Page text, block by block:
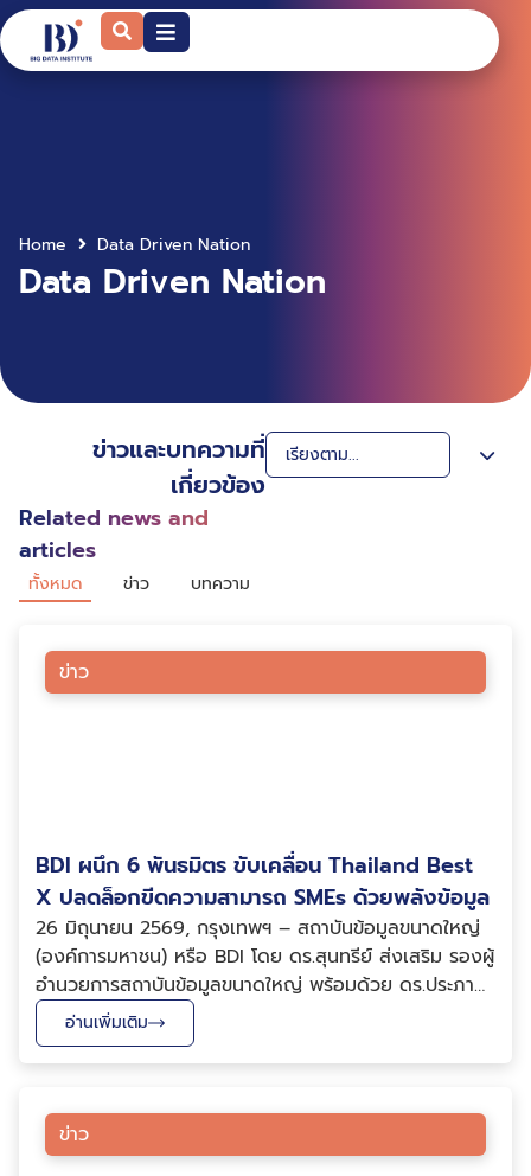
Home Data Driven Nation
Data Driven Nation
ข่าวและบทความที่
เกี่ยวข้อง
Related news and
articles
ทั้งหมด ข่าว บทความ
ข่าว
BDI ผนึก 6 พันธมิตร ขับเคลื่อน Thailand Best
X ปลดล็อกขีดความสามารถ SMEs ด้วยพลังข้อมูล
26 มิถุนายน 2569, กรุงเทพฯ – สถาบันข้อมูลขนาดใหญ่
(องค์การมหาชน) หรือ BDI โดย ดร.สุนทรีย์ ส่งเสริม รองผู้
อำนวยการสถาบันข้อมูลขนาดใหญ่ พร้อมด้วย ดร.ประภา
พรรณ วิภาตวิทย์ ผู้เชี่ยวชาญอาวุโสด้านบูรณาการข้อมูล
และปัญญาประดิษฐ์ เข้าร่วมงานแถลงข่าวและพิธีประกาศ
เจตนารมณ์ความร่วมมือ โครงการพัฒนาระบบนิเวศการค้...
อ่านเพิ่มเติม
ข่าว